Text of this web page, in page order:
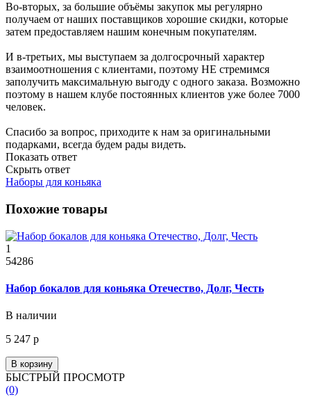
Во-вторых, за большие объёмы закупок мы регулярно
получаем от наших поставщиков хорошие скидки, которые
затем предоставляем нашим конечным покупателям.
И в-третьих, мы выступаем за долгосрочный характер
взаимоотношения с клиентами, поэтому НЕ стремимся
заполучить максимальную выгоду с одного заказа. Возможно
поэтому в нашем клубе постоянных клиентов уже более 7000
человек.
Спасибо за вопрос, приходите к нам за оригинальными
подарками, всегда будем рады видеть.
Показать ответ
Скрыть ответ
Наборы для коньяка
Похожие товары
1
54286
Набор бокалов для коньяка Отечество, Долг, Честь
В наличии
5 247 р
В корзину
БЫСТРЫЙ ПРОСМОТР
(0)